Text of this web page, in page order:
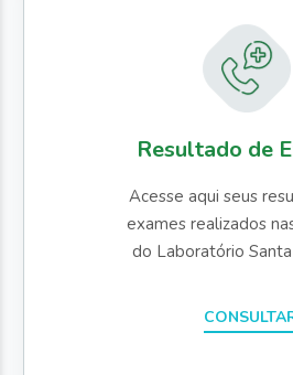
Resultado de
Acesse aqui seus
exames realizados
do Laboratório